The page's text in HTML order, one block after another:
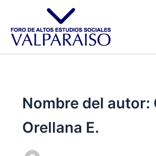
contenido
Nombre del autor:
Orellana E.